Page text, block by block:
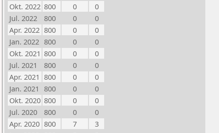
Okt. 2022 800 0
0
Jul. 2022
800 0
0
Apr. 2022 800 0
0
Jan. 2022 800 0
0
Okt. 2021 800 0
0
Jul. 2021
800 0
0
Apr. 2021 800 0
0
Jan. 2021 800 0
0
Okt. 2020 800 0
0
Jul. 2020
800 0
0
Apr. 2020 800 7
3